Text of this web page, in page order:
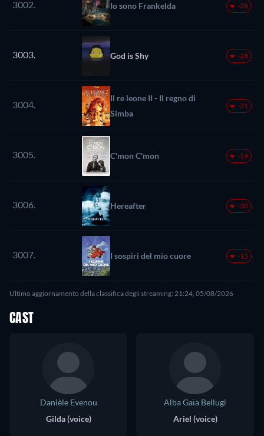
3002. Io sono Frankelda -28
3003. God is Shy -28
3004.
Il re leone II - Il regno di
Simba
-31
3005. C'mon C'mon -14
3006. Hereafter -30
3007. I sospiri del mio cuore -15
Ultimo aggiornamento della classifica degli streaming: 21:24, 05/08/2026
CAST
Danièle Evenou
Gilda (voice)
Alba Gaïa Bellugi
Ariel (voice)